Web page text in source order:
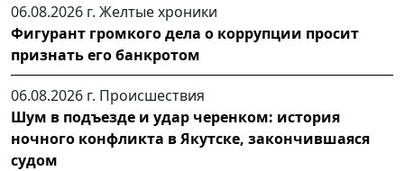
06.08.2026 г. Желтые хроники
Фигурант громкого дела о коррупции просит
признать его банкротом
06.08.2026 г. Происшествия
Шум в подъезде и удар черенком: история
ночного конфликта в Якутске, закончившаяся
судом